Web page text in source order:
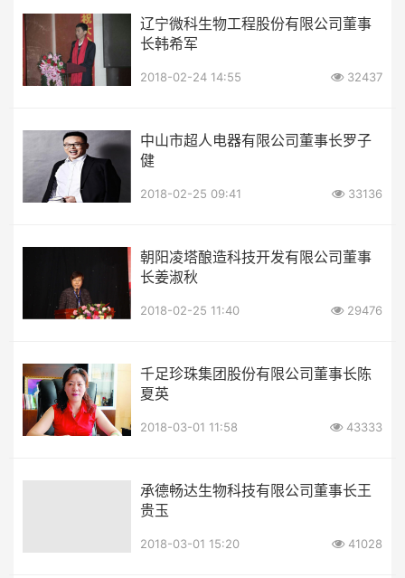
辽宁微科生物工程股份有限公司董事
长韩希军
2018-02-24 14:55 32437
中山市超人电器有限公司董事长罗子
健
2018-02-25 09:41 33136
朝阳凌塔酿造科技开发有限公司董事
长姜淑秋
2018-02-25 11:40 29476
千足珍珠集团股份有限公司董事长陈
夏英
2018-03-01 11:58 43333
承德畅达生物科技有限公司董事长王
贵玉
2018-03-01 15:20 41028